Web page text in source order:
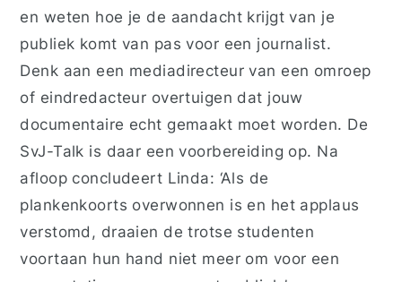
en weten hoe je de aandacht krijgt van je
publiek komt van pas voor een journalist.
Denk aan een mediadirecteur van een omroep
of eindredacteur overtuigen dat jouw
documentaire echt gemaakt moet worden. De
SvJ-Talk is daar een voorbereiding op. Na
afloop concludeert Linda: ‘Als de
plankenkoorts overwonnen is en het applaus
verstomd, draaien de trotse studenten
voortaan hun hand niet meer om voor een